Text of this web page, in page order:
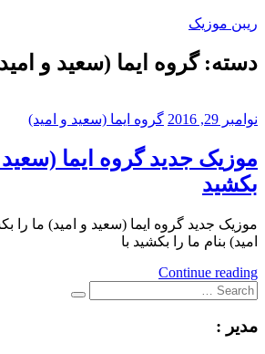
Skip
ریبن موزیک
دانلود
دسته:گروه ایما (سعید و
نوامبر 29, 2016 گروه ایما (سعید و امید)
موزیک جدید گروه ایما (سعید
بکشید
موزیک جدید گروه ایما (سعید و امید) ما را
امید) بنام ما را بکشید با
Continue reading
Search
for:
Search
مدیر :